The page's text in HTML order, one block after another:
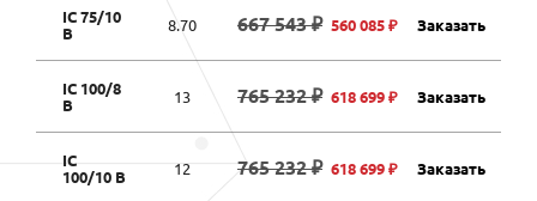
IC 75/10
B
8.70 667 543 ₽ 560 085 ₽ Заказать
IC 100/8
B
13 765 232 ₽ 618 699 ₽ Заказать
IC
100/10 B
12 765 232 ₽ 618 699 ₽ Заказать